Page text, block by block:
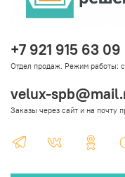
+7 921 915 63 09
Отдел продаж. Режим работы:
velux-
Заказы через сайт и на почту